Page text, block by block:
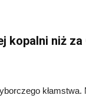
kopalni niż za